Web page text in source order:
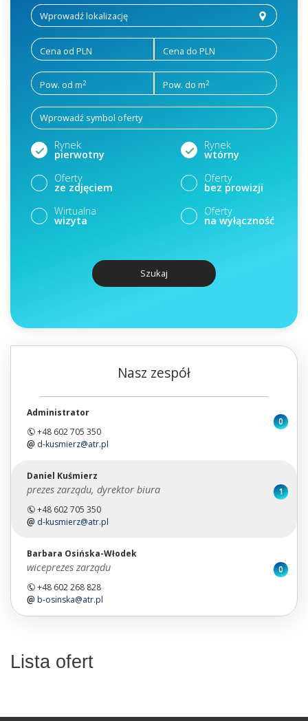
Cena od PLN Cena do PLN
Pow. od m2 Pow. do m2
Rynek
pierwotny
Rynek
wtórny
Oferty
ze zdjęciem
Oferty
bez prowizji
Wirtualna
wizyta
Oferty
na wyłączność
Szukaj
Nasz zespół
Administrator
+48 602 705 350
d-kusmierz@atr.pl
0
Daniel Kuśmierz
prezes zarządu, dyrektor biura
+48 602 705 350
d-kusmierz@atr.pl
1
Barbara Osińska-Włodek
wiceprezes zarządu
+48 602 268 828
b-osinska@atr.pl
0
Lista ofert